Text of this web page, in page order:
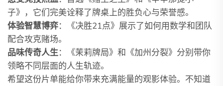
子》，它们完美诠释了牌桌上的胜负心与荣誉感。
体验智慧博弈：《决胜21点》展示了如何用数学和团队
配合攻克赌场。
品味传奇人生：《茉莉牌局》和《加州分裂》分别带你
领略不同层面的人生轨迹。
希望这份片单能给你带来充满能量的观影体验。不知道